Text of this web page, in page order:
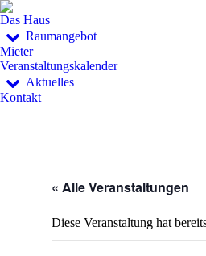
Das Haus
Raumangebot
Mieter
Veranstaltungskalender
Aktuelles
Kontakt
« Alle Veranstaltungen
Diese Veranstaltung hat